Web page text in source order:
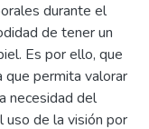
durante el
de tener un
Es por ello, que
permita valorar
necesidad del
de la visión por